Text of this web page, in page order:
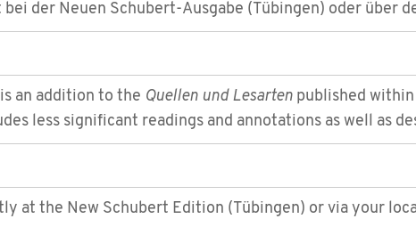
der Neuen Schubert-Ausgabe (Tübingen) oder über
an addition to the Quellen und Lesarten published
less significant readings and annotations as well as
at the New Schubert Edition (Tübingen) or via your